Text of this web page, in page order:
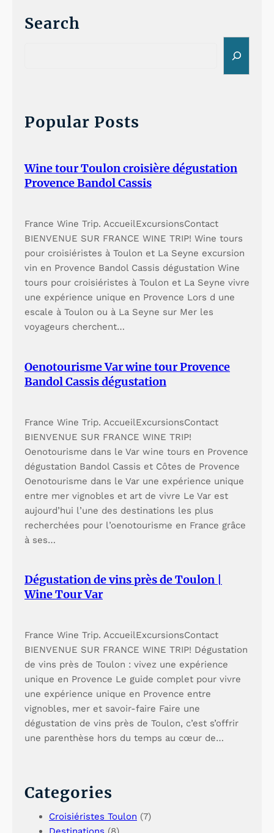
Search
h
Popular Posts
Wine tour Toulon croisière dégustation
Provence Bandol Cassis
France Wine Trip. AccueilExcursionsContact
BIENVENUE SUR FRANCE WINE TRIP! Wine tours
pour croisiéristes à Toulon et La Seyne excursion
vin en Provence Bandol Cassis dégustation Wine
tours pour croisiéristes à Toulon et La Seyne vivre
une expérience unique en Provence Lors d une
escale à Toulon ou à La Seyne sur Mer les
voyageurs cherchent…
Oenotourisme Var wine tour Provence
Bandol Cassis dégustation
France Wine Trip. AccueilExcursionsContact
BIENVENUE SUR FRANCE WINE TRIP!
Oenotourisme dans le Var wine tours en Provence
dégustation Bandol Cassis et Côtes de Provence
Oenotourisme dans le Var une expérience unique
entre mer vignobles et art de vivre Le Var est
aujourd’hui l’une des destinations les plus
recherchées pour l’oenotourisme en France grâce
à ses…
Dégustation de vins près de Toulon |
Wine Tour Var
France Wine Trip. AccueilExcursionsContact
BIENVENUE SUR FRANCE WINE TRIP! Dégustation
de vins près de Toulon : vivez une expérience
unique en Provence Le guide complet pour vivre
une expérience unique en Provence entre
vignobles, mer et savoir-faire Faire une
dégustation de vins près de Toulon, c’est s’offrir
une parenthèse hors du temps au cœur de…
Categories
Croisiéristes Toulon (7)